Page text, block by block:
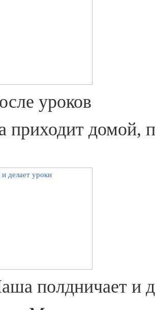
уро­ков
при­хо­дит домой,
пол­дни­ча­ет и